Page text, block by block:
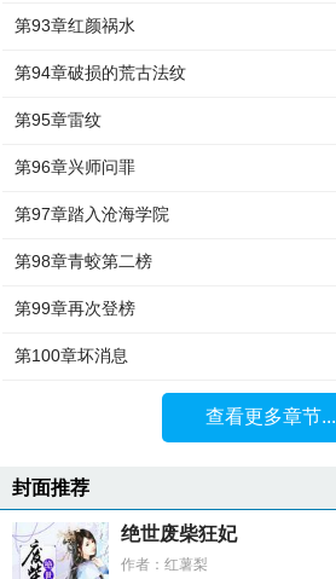
第93章红颜祸水
第94章破损的荒古法纹
第95章雷纹
第96章兴师问罪
第97章踏入沧海学院
第98章青蛟第二榜
第99章再次登榜
第100章坏消息
查看更多章节...
封面推荐
绝世废柴狂妃
作者：红薯梨